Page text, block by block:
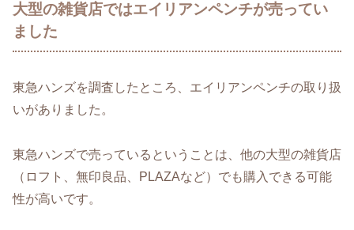
大型の雑貨店ではエイリアンペンチが売ってい
ました
東急ハンズを調査したところ、エイリアンペンチの取り扱
いがありました。
東急ハンズで売っているということは、他の大型の雑貨店
（ロフト、無印良品、PLAZAなど）でも購入できる可能
性が高いです。